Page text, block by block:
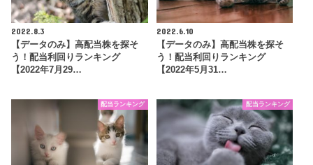
2022.8.3
【データのみ】高配当株を探そ
う！配当利回りランキング
【2022年7月29…
2022.6.10
【データのみ】高配当株を探そ
う！配当利回りランキング
【2022年5月31…
配当ランキング 配当ランキング